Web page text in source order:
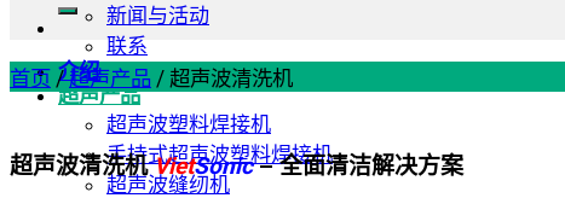
新闻与活动
联系
介绍
超声产品
超声波塑料焊接机
手持式超声波塑料焊接机
超声波缝纫机
首页 / 超声产品 / 超声波清洗机
超声波清洗机VietSonic– 全面清洁解决方案